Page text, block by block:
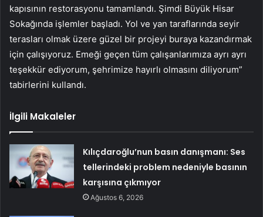
kapısının restorasyonu tamamlandı. Şimdi Büyük Hisar
Sokağında işlemler başladı. Yol ve yan taraflarında seyir
terasları olmak üzere güzel bir projeyi buraya kazandırmak
için çalışıyoruz. Emeği geçen tüm çalışanlarımıza ayrı ayrı
teşekkür ediyorum, şehrimize hayırlı olmasını diliyorum”
tabirlerini kullandı.
İlgili Makaleler
Kılıçdaroğlu’nun basın danışmanı: Ses
tellerindeki problem nedeniyle basının
karşısına çıkmıyor
Ağustos 6, 2026